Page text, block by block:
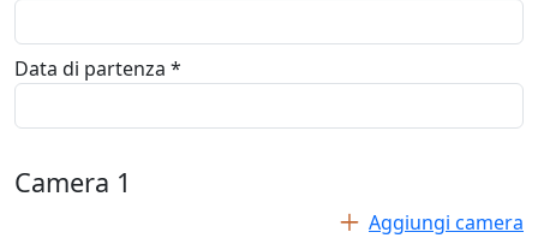
Data di partenza *
Camera 1
Aggiungi camera